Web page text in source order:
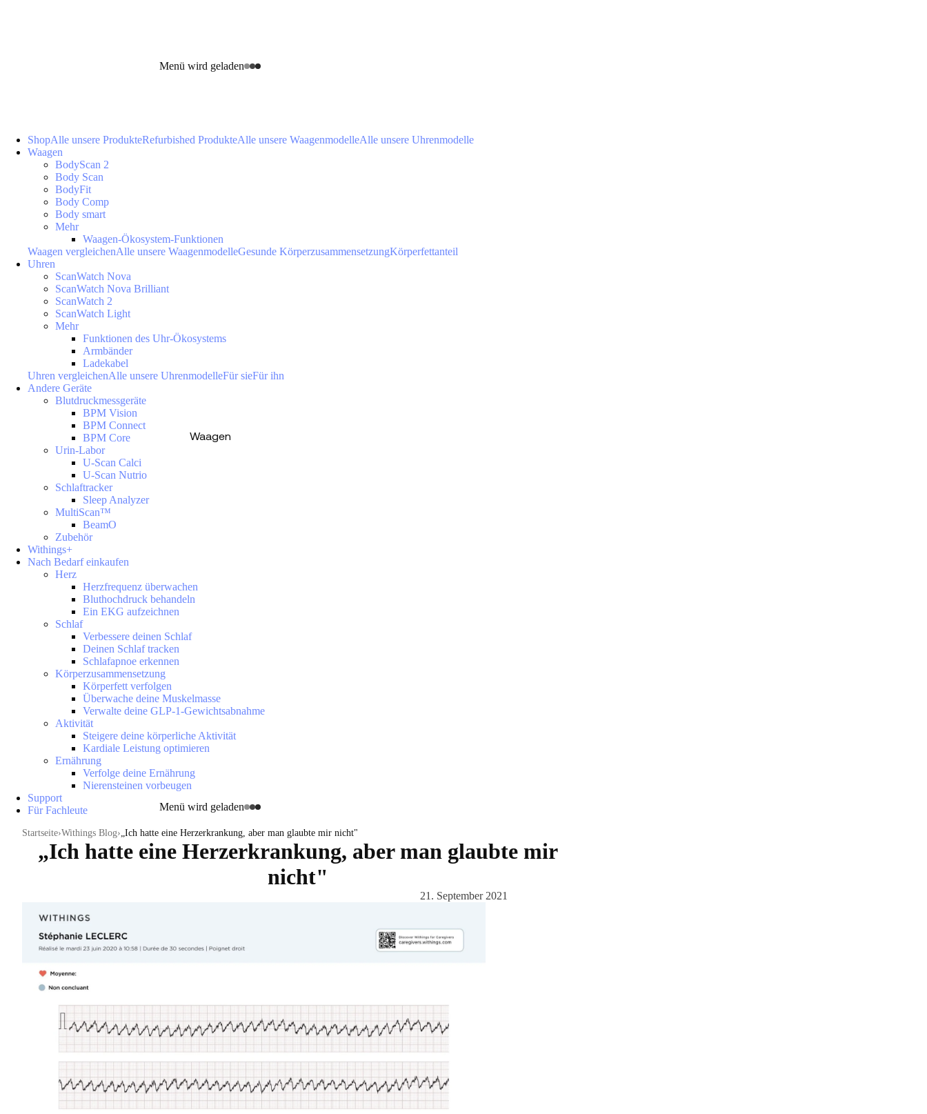
Menü wird geladen
Waagen
Menü wird geladen
ShopAlle unsere ProdukteRefurbished ProdukteAlle unsere WaagenmodelleAlle unsere Uhrenmodelle
Waagen
BodyScan 2
Body Scan
BodyFit
Body Comp
Body smart
Mehr
Waagen-Ökosystem-Funktionen
Waagen vergleichenAlle unsere WaagenmodelleGesunde KörperzusammensetzungKörperfettanteil
Uhren
ScanWatch Nova
ScanWatch Nova Brilliant
ScanWatch 2
ScanWatch Light
Mehr
Funktionen des Uhr-Ökosystems
Armbänder
Ladekabel
Uhren vergleichenAlle unsere UhrenmodelleFür sieFür ihn
Andere Geräte
Blutdruckmessgeräte
BPM Vision
BPM Connect
BPM Core
Urin-Labor
U-Scan Calci
U-Scan Nutrio
Schlaftracker
Sleep Analyzer
MultiScan™
BeamO
Zubehör
Withings+
Nach Bedarf einkaufen
Herz
Herzfrequenz überwachen
Bluthochdruck behandeln
Ein EKG aufzeichnen
Schlaf
Verbessere deinen Schlaf
Deinen Schlaf tracken
Schlafapnoe erkennen
Körperzusammensetzung
Körperfett verfolgen
Überwache deine Muskelmasse
Verwalte deine GLP-1-Gewichtsabnahme
Aktivität
Steigere deine körperliche Aktivität
Kardiale Leistung optimieren
Ernährung
Verfolge deine Ernährung
Nierensteinen vorbeugen
Support
Für Fachleute
Startseite Withings Blog „Ich hatte eine Herzerkrankung, aber man glaubte mir nicht"
„Ich hatte eine Herzerkrankung, aber man glaubte mir
nicht"
21. September 2021